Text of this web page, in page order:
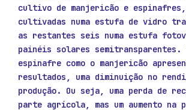
cultivo de manjericão e
cultivadas numa estufa de vidro
as restantes seis numa estufa
painéis solares semitransparentes.
espinafre como o manjericão
resultados, uma diminuição no
produção. Ou seja, uma perda de
parte agrícola, mas um aumento na